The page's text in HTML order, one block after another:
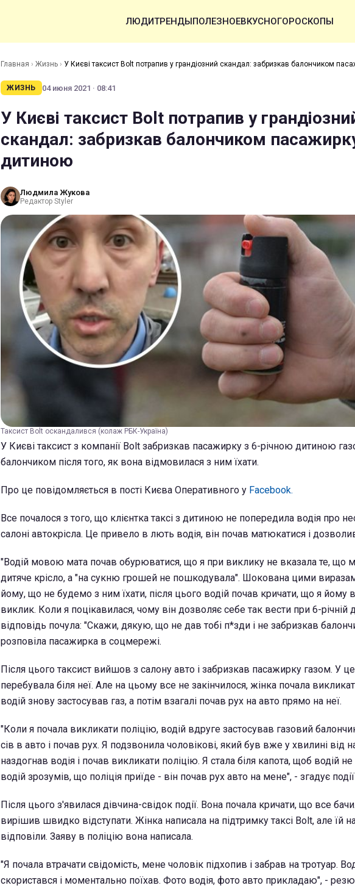
ЛЮДИТРЕНДЫПОЛЕЗНОЕВКУСНОГОРОСКОПЫ
Главная › Жизнь › У Києві таксист Bolt потрапив у грандіозний скандал: забризкав балончиком
ЖИЗНЬ 04 июня 2021 · 08:41
У Києві таксист Bolt потрапив у
скандал: забризкав балончиком
дитиною
Людмила Жукова
Редактор Styler
Таксист Bolt оскандалився (колаж РБК-Україна)
У Києві таксист з компанії Bolt забризкав пасажирку з 6-річною дитиною
балончиком після того, як вона відмовилася з ним їхати.
Про це повідомляється в пості Києва Оперативного у Facebook.
Все почалося з того, що клієнтка таксі з дитиною не попередила водія про
салоні автокрісла. Це привело в лють водія, він почав матюкатися і дозволив
"Водій мовою мата почав обурюватися, що я при виклику не вказала те, що
дитяче крісло, а "на сукню грошей не пошкодувала". Шокована цими
йому, що не будемо з ним їхати, після цього водій почав кричати, що я йому
виклик. Коли я поцікавилася, чому він дозволяє себе так вести при 6-річній
відповідь почула: "Скажи, дякую, що не дав тобі п*зди і не забризкав
розповіла пасажирка в соцмережі.
Після цього таксист вийшов з салону авто і забризкав пасажирку газом. У
перебувала біля неї. Але на цьому все не закінчилося, жінка почала
водій знову застосував газ, а потім взагалі почав рух на авто прямо на неї.
"Коли я почала викликати поліцію, водій вдруге застосував газовий
сів в авто і почав рух. Я подзвонила чоловікові, який був вже у хвилині від
наздогнав водія і почав викликати поліцію. Я стала біля капота, щоб водій
водій зрозумів, що поліція приїде - він почав рух авто на мене", - згадує події
Після цього з'явилася дівчина-свідок події. Вона почала кричати, що все
вирішив швидко відступати. Жінка написала на підтримку таксі Bolt, але їй
відповіли. Заяву в поліцію вона написала.
"Я почала втрачати свідомість, мене чоловік підхопив і забрав на тротуар.
скористався і моментально поїхав. Фото водія, фото авто прикладаю", -